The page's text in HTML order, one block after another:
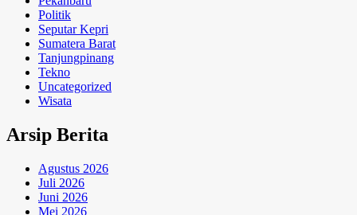
Politik
Seputar Kepri
Sumatera Barat
Tanjungpinang
Tekno
Uncategorized
Wisata
Arsip Berita
Agustus 2026
Juli 2026
Juni 2026
Mei 2026